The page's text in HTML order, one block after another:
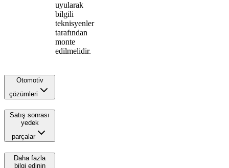
uyularak
bilgili
teknisyenler
tarafından
monte
edilmelidir.
Otomotiv
çözümleri
Satış sonrası
yedek
parçalar
Daha fazla
bilgi edinin